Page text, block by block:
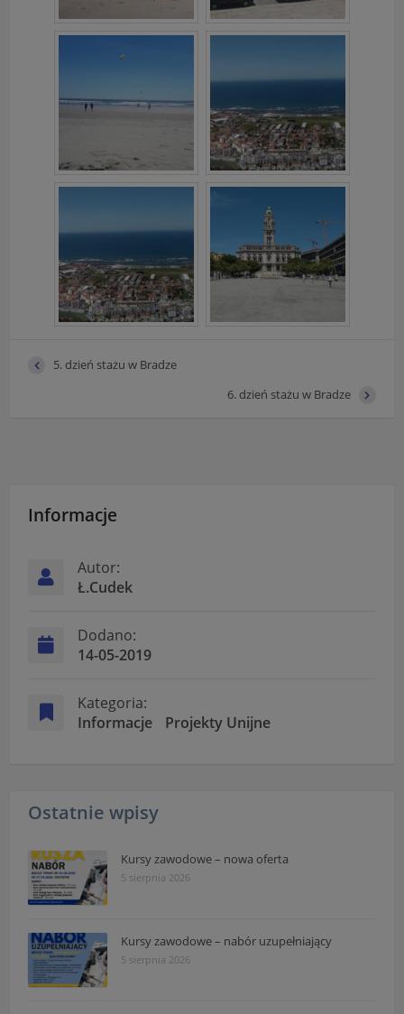
5. dzień stażu w Bradze
6. dzień stażu w Bradze
Informacje
Autor:
Ł.Cudek
Dodano:
14-05-2019
Kategoria:
Informacje
Projekty Unijne
Ostatnie wpisy
Kursy zawodowe – nowa oferta
5 sierpnia 2026
Kursy zawodowe – nabór uzupełniający
5 sierpnia 2026